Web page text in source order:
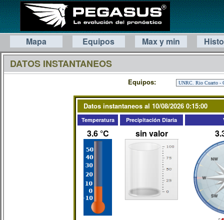
Mapa Equipos Max y min